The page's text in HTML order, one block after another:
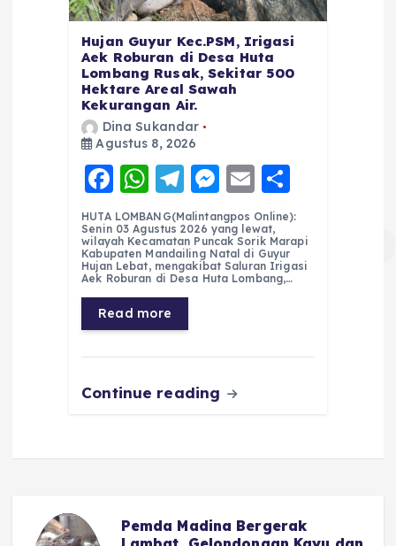
Hujan Guyur Kec.PSM, Irigasi
Aek Roburan di Desa Huta
Lombang Rusak, Sekitar 500
Hektare Areal Sawah
Kekurangan Air.
Dina Sukandar
Agustus 8, 2026
F
a
c
e
b
o
o
W
h
a
ts
A
p
p
T
el
e
g
r
m
M
e
ss
e
n
er
E
m
ai
l
h
a
re
HUTA LOMBANG(Malintangpos Online):
Senin 03 Agustus 2026 yang lewat,
wilayah Kecamatan Puncak Sorik Marapi
Kabupaten Mandailing Natal di Guyur
Hujan Lebat, mengakibat Saluran Irigasi
Aek Roburan di Desa Huta Lombang,…
Read more
Continue reading
Pemda Madina Bergerak